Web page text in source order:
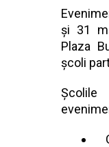
și 31
Plaza
școli
Școlile